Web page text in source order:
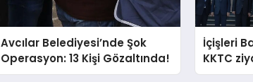
Avcılar Belediyesi’nde Şok
Operasyon: 13 Kişi Gözaltında!
İçişleri
KKTC
bulundu